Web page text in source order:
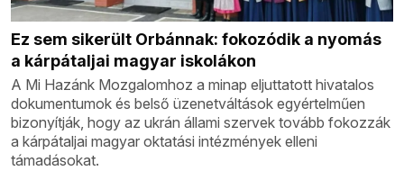
Ez sem sikerült Orbánnak: fokozódik a nyomás
a kárpátaljai magyar iskolákon
A Mi Hazánk Mozgalomhoz a minap eljuttatott hivatalos
dokumentumok és belső üzenetváltások egyértelműen
bizonyítják, hogy az ukrán állami szervek tovább fokozzák
a kárpátaljai magyar oktatási intézmények elleni
támadásokat.